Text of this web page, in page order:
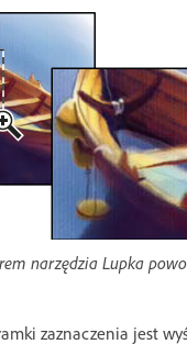
narzędzia Lupka
zaznaczenia jest